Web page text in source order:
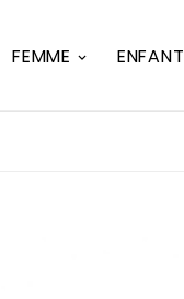
FEMME ENFANT